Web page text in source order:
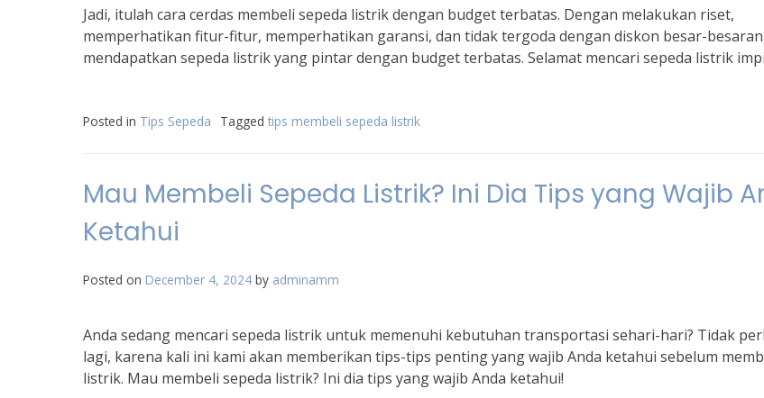
Jadi, itulah cara cerdas membeli sepeda listrik dengan budget terbatas. Dengan melakukan riset,
memperhatikan fitur-fitur, memperhatikan garansi, dan tidak tergoda dengan diskon besar-
mendapatkan sepeda listrik yang pintar dengan budget terbatas. Selamat mencari sepeda listrik
Posted in Tips Sepeda Tagged tips membeli sepeda listrik
Mau Membeli Sepeda Listrik? Ini Dia Tips yang Wajib
Ketahui
Posted on December 4, 2024 by adminamm
Anda sedang mencari sepeda listrik untuk memenuhi kebutuhan transportasi sehari-hari? Tidak
lagi, karena kali ini kami akan memberikan tips-tips penting yang wajib Anda ketahui sebelum
listrik. Mau membeli sepeda listrik? Ini dia tips yang wajib Anda ketahui!